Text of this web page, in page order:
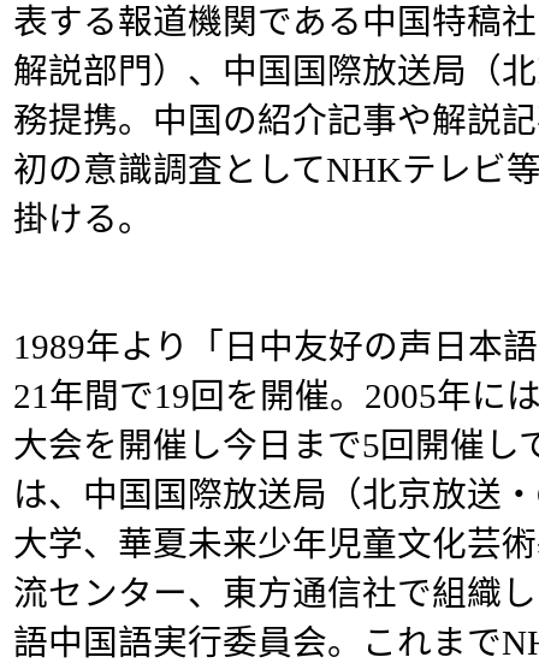
表する報道機関である中国特稿
解説部門）、中国国際放送局（
務提携。中国の紹介記事や解説
初の意識調査としてNHKテレビ
掛ける。
1989年より「日中友好の声日本
21年間で19回を開催。2005年に
大会を開催し今日まで5回開催し
は、中国国際放送局（北京放送
大学、華夏未来少年児童文化芸
流センター、東方通信社で組織
語中国語実行委員会。これまで